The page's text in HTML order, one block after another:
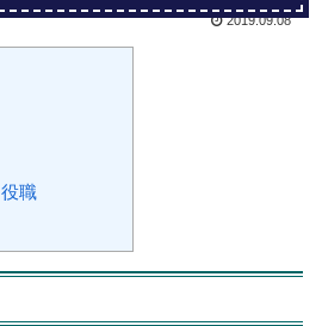
2019.09.08
職